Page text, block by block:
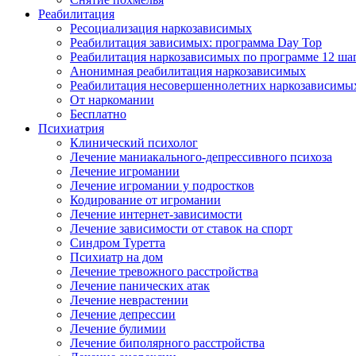
Реабилитация
Ресоциализация наркозависимых
Реабилитация зависимых: программа Day Top
Реабилитация наркозависимых по программе 12
Анонимная реабилитация наркозависимых
Реабилитация несовершеннолетних
От наркомании
Бесплатно
Психиатрия
Клинический психолог
Лечение маниакального-депрессивного психоза
Лечение игромании
Лечение игромании у подростков
Кодирование от игромании
Лечение интернет-зависимости
Лечение зависимости от ставок на спорт
Синдром Туретта
Психиатр на дом
Лечение тревожного расстройства
Лечение панических атак
Лечение неврастении
Лечение депрессии
Лечение булимии
Лечение биполярного расстройства